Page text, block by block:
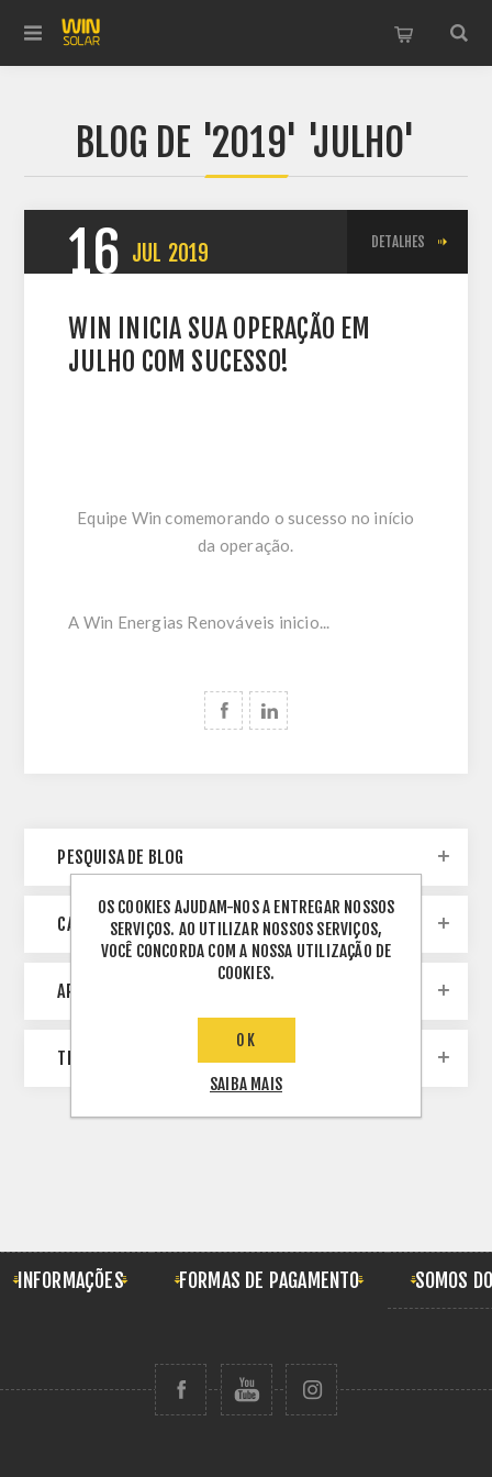
BLOG DE '2019' 'JULHO'
16 JUL 2019 DETALHES
WIN INICIA SUA OPERAÇÃO EM
JULHO COM SUCESSO!
Equipe Win comemorando o sucesso no início
da operação.
A Win Energias Renováveis inicio...
PESQUISA DE BLOG
CATEGORIES
ARQUIVO
TERMOS POPULARES
INFORMAÇÕES FORMAS DE PAGAMENTO SOMOS
OS COOKIES AJUDAM-NOS A ENTREGAR NOSSOS
SERVIÇOS. AO UTILIZAR NOSSOS SERVIÇOS,
VOCÊ CONCORDA COM A NOSSA UTILIZAÇÃO DE
COOKIES.
OK
SAIBA MAIS